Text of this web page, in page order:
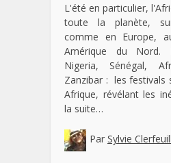
L'été en particulier,
toute la planète,
comme en Europe,
Amérique du Nord.
Nigeria, Sénégal,
Zanzibar : les festivals
Afrique, révélant les
la suite…
Par Sylvie